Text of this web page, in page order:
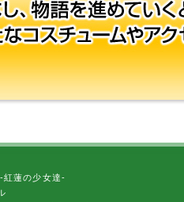
蓮の少女達-